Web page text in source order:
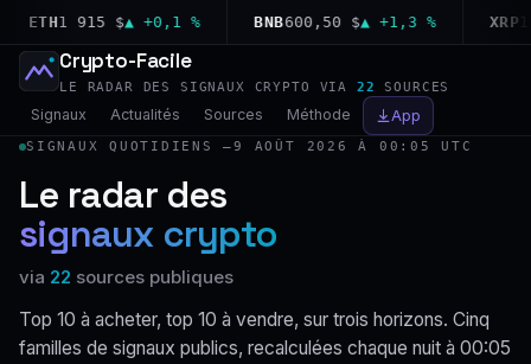
ETH1 915 $▲ +0,1 % BNB600,50 $▲ +1,3 % XRP
Crypto-Facile
LE RADAR DES SIGNAUX CRYPTO VIA 22 SOURCES
Signaux Actualités Sources Méthode App
SIGNAUX QUOTIDIENS —9 AOÛT 2026 À 00:05 UTC
Le radar des
signaux crypto
via 22 sources publiques
Top 10 à acheter, top 10 à vendre, sur trois horizons. Cinq
familles de signaux publics, recalculées chaque nuit à 00:05